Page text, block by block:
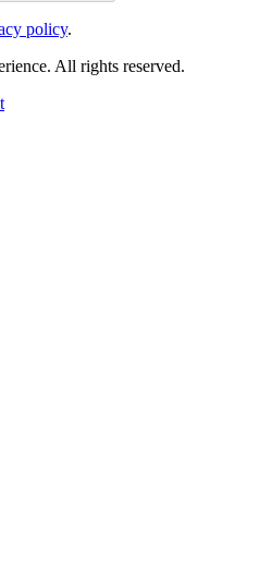
policy.
All rights reserved.